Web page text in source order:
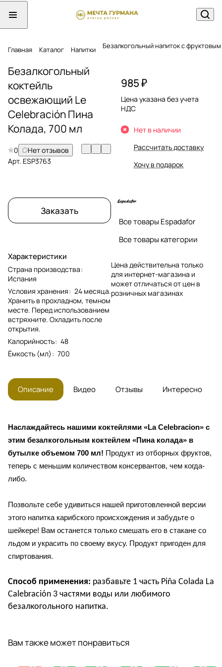
Главная Каталог Напитки Безалкогольный напиток с
Безалкогольный
коктейль
освежающий Le
Celebración Пина
Колада, 700 мл
0
Нет отзывов
Арт. ESP3763
Заказать
Характеристики
Страна производства:
Испания
Условия хранения: 24 месяца.
Хранить в прохладном, темном
месте. Перед использованием
встряхните. Охладить после
открытия.
Калорийность: 48
Ёмкость (мл) : 700
985 ₽
Цена указана без учета
НДС
Нет в наличии
Рассчитать доставку
Хочу в подарок
Все товары Espadafor
Все товары категории
Цена действительна только
для интернет-магазина и
может отличаться от цен в
розничных магазинах
Описание Видео Отзывы Интересно
Наслаждайтесь нашими коктейлями «La Celebracion» с
этим безалкогольным коктейлем «Пина колада» в
бутылке объемом 700 мл! Продукт из отборных фруктов,
теперь с меньшим количеством консервантов, чем когда-
либо.
Позвольте себе удивиться нашей приготовленной версии
этого напитка карибского происхождения и забудьте о
шейкере! Вам останется только смешать его в стакане со
льдом и украсить по своему вкусу. Продукт пригоден для
спиртования.
Способ применения: разбавьте 1 часть Piña Colada La
Calebración 3 частями воды или любимого
безалкогольного напитка.
Вам также может понравиться